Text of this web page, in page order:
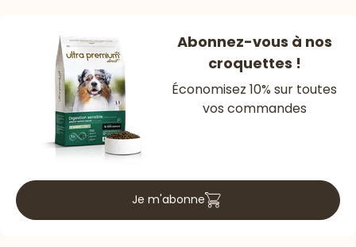
Abonnez-vous à nos
croquettes !
Économisez 10% sur toutes
vos commandes
Je m'abonne